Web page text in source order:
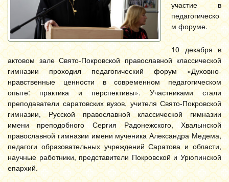
участие в
педагогическо
м форуме.
10 декабря в
актовом зале Свято-Покровской православной классической
гимназии проходил педагогический форум «Духовно-
нравственные ценности в современном педагогическом
опыте: практика и перспективы». Участниками стали
преподаватели саратовских вузов, учителя Свято-Покровской
гимназии, Русской православной классической гимназии
имени преподобного Сергия Радонежского, Хвалынской
православной гимназии имени мученика Александра Медема,
педагоги образовательных учреждений Саратова и области,
научные работники, представители Покровской и Урюпинской
епархий.